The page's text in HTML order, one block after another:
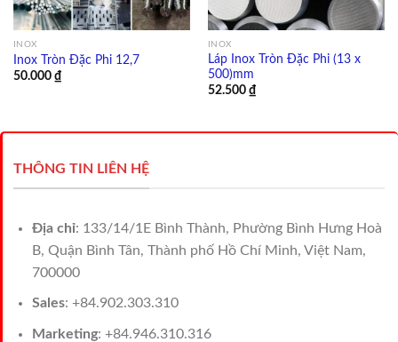
INOX
Inox Tròn Đặc Phi 12,7
50.000 ₫
INOX
Láp Inox Tròn Đặc Phi (13 x
500)mm
52.500 ₫
THÔNG TIN LIÊN HỆ
Địa chỉ: 133/14/1E Bình Thành, Phường Bình Hưng Hoà
B, Quận Bình Tân, Thành phố Hồ Chí Minh, Việt Nam,
700000
Sales: +84.902.303.310
Marketing: +84.946.310.316